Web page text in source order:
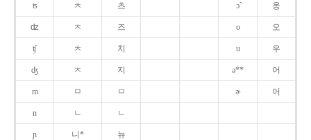
ʦ ㅊ 츠 ɔ̃ 옹
ʣ ㅈ 즈 o 오
ʧ ㅊ 치 u 우
ʤ ㅈ 지 ə** 어
m ㅁ ㅁ ɚ 어
n ㄴ ㄴ
ɲ 니* 뉴